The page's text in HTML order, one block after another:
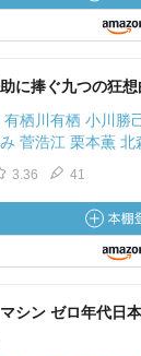
に捧ぐ九つの狂
栖川有栖 小川勝
菅浩江 栗本薫 北
3.36 41
シン ゼロ年代日